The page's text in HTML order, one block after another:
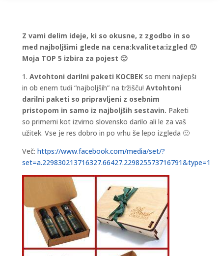
Z vami delim ideje, ki so okusne, z zgodbo in so
med najboljšimi glede na cena:kvaliteta:izgled 🙂
Moja TOP 5 izbira za pojest 🙂
1. Avtohtoni darilni paketi KOCBEKso meni najlepši
in ob enem tudi “najboljših” na tržišču! Avtohtoni
darilni paketi so pripravljeni z osebnim
pristopom in samo iz najboljših sestavin. Paketi
so primerni kot izvirno slovensko darilo ali le za vaš
užitek. Vse je res dobro in po vrhu še lepo izgleda 🙂
Več: https://www.facebook.com/media/set/?
set=a.229830213716327.66427.229825573716791&type=1